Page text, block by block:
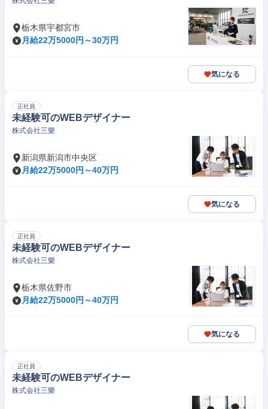
栃木県宇都宮市
月給22万5000円～30万円
気になる
正社員
未経験可のWEBデザイナー
株式会社三樂
新潟県新潟市中央区
月給22万5000円～40万円
気になる
正社員
未経験可のWEBデザイナー
株式会社三樂
栃木県佐野市
月給22万5000円～40万円
気になる
正社員
未経験可のWEBデザイナー
株式会社三樂